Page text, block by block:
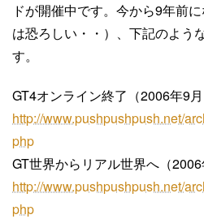
ドが開催中です。今から9年前
は恐ろしい・・）、下記のよう
す。
GT4オンライン終了（2006年9月
http://www.pushpushpush.net/
php
GT世界からリアル世界へ（2006
http://www.pushpushpush.net/
php